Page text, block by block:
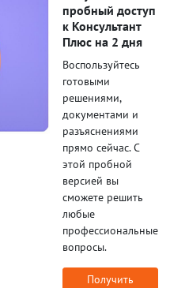
пробный доступ
к Консультант
Плюс на 2 дня
Воспользуйтесь
готовыми
решениями,
документами и
разъяснениями
прямо сейчас. С
этой пробной
версией вы
сможете решить
любые
профессиональные
вопросы.
Получить